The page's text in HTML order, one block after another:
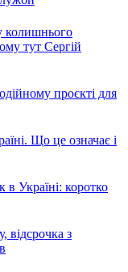
колишнього
тут Сергій
проєкті для
Що це означає і
в Україні: коротко
відсрочка з